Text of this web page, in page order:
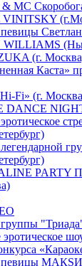
& МС
WILLIAMS
(г.
Каста»
Fi» (г.
DANCE
певицы